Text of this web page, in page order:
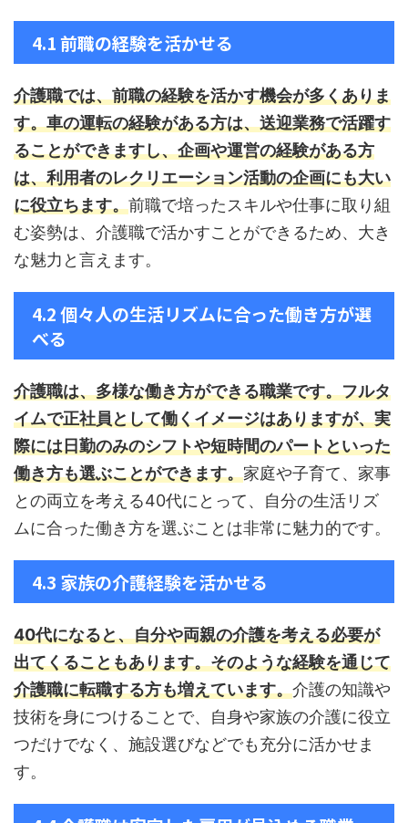
4.1 前職の経験を活かせる
介護職では、前職の経験を活かす機会が多くありま
す。車の運転の経験がある方は、送迎業務で活躍す
ることができますし、企画や運営の経験がある方
は、利用者のレクリエーション活動の企画にも大い
に役立ちます。前職で培ったスキルや仕事に取り組
む姿勢は、介護職で活かすことができるため、大き
な魅力と言えます。
4.2 個々人の生活リズムに合った働き方が選
べる
介護職は、多様な働き方ができる職業です。フルタ
イムで正社員として働くイメージはありますが、実
際には日勤のみのシフトや短時間のパートといった
働き方も選ぶことができます。家庭や子育て、家事
との両立を考える40代にとって、自分の生活リズ
ムに合った働き方を選ぶことは非常に魅力的です。
4.3 家族の介護経験を活かせる
40代になると、自分や両親の介護を考える必要が
出てくることもあります。そのような経験を通じて
介護職に転職する方も増えています。介護の知識や
技術を身につけることで、自身や家族の介護に役立
つだけでなく、施設選びなどでも充分に活かせま
す。